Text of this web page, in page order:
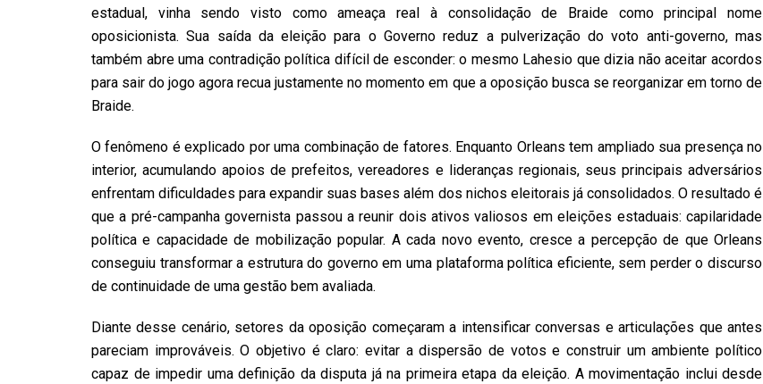
estadual, vinha sendo visto como ameaça real à consolidação de Braide como principal nome
oposicionista. Sua saída da eleição para o Governo reduz a pulverização do voto anti-governo, mas
também abre uma contradição política difícil de esconder: o mesmo Lahesio que dizia não aceitar acordos
para sair do jogo agora recua justamente no momento em que a oposição busca se reorganizar em torno de
Braide.
O fenômeno é explicado por uma combinação de fatores. Enquanto Orleans tem ampliado sua presença no
interior, acumulando apoios de prefeitos, vereadores e lideranças regionais, seus principais adversários
enfrentam dificuldades para expandir suas bases além dos nichos eleitorais já consolidados. O resultado é
que a pré-campanha governista passou a reunir dois ativos valiosos em eleições estaduais: capilaridade
política e capacidade de mobilização popular. A cada novo evento, cresce a percepção de que Orleans
conseguiu transformar a estrutura do governo em uma plataforma política eficiente, sem perder o discurso
de continuidade de uma gestão bem avaliada.
Diante desse cenário, setores da oposição começaram a intensificar conversas e articulações que antes
pareciam improváveis. O objetivo é claro: evitar a dispersão de votos e construir um ambiente político
capaz de impedir uma definição da disputa já na primeira etapa da eleição. A movimentação inclui desde